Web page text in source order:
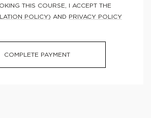
THIS COURSE, I ACCEPT THE
POLICY) AND PRIVACY POLICY
COMPLETE PAYMENT